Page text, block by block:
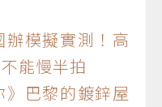
模擬實測！高
能慢半拍
巴黎的鍍鋅屋